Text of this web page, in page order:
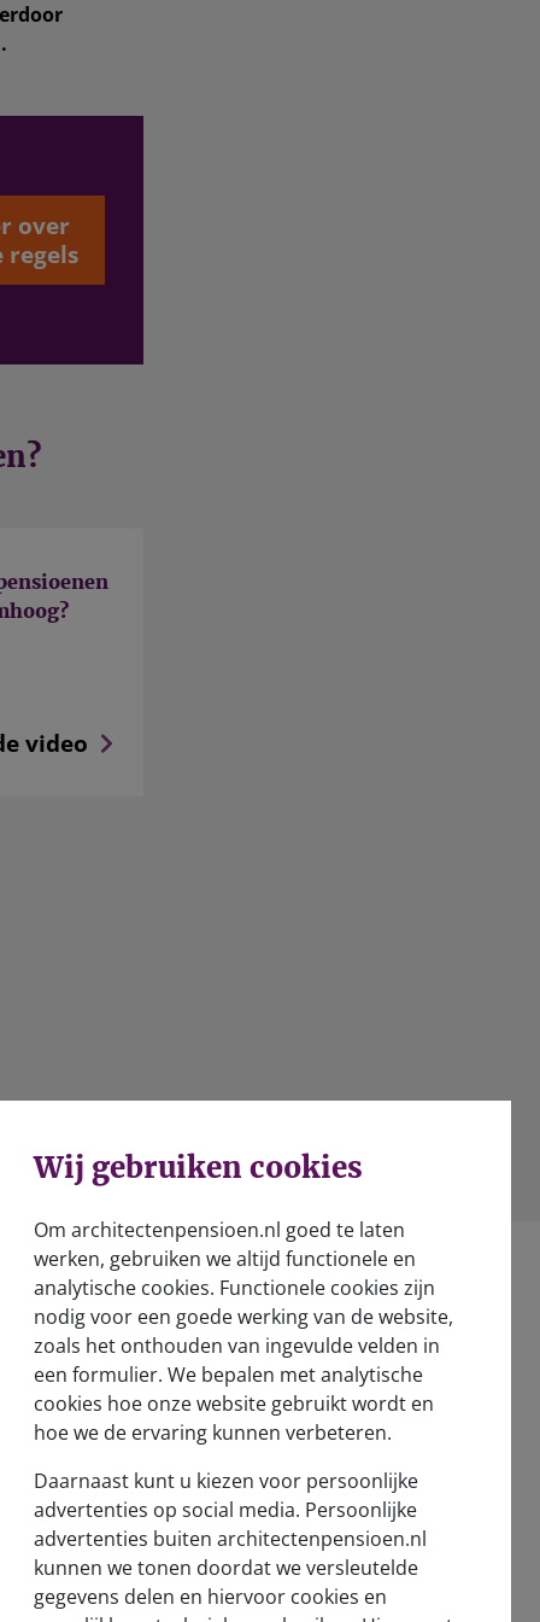
over
regels
video
Over ons
Wie zijn wij?
Verantwoord beleggen
Nieuwsberichten
Vernieuwd pensioenstelsel
Wij gebruiken cookies
Om architectenpensioen.nl goed te laten
werken, gebruiken we altijd functionele en
analytische cookies. Functionele cookies zijn
nodig voor een goede werking van de website,
zoals het onthouden van ingevulde velden in
een formulier. We bepalen met analytische
cookies hoe onze website gebruikt wordt en
hoe we de ervaring kunnen verbeteren.
Daarnaast kunt u kiezen voor persoonlijke
advertenties op social media. Persoonlijke
advertenties buiten architectenpensioen.nl
kunnen we tonen doordat we versleutelde
gegevens delen en hiervoor cookies en